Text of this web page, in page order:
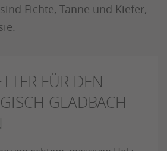
Fichte, Tanne und Kiefer,
FÜR DEN
GLADBACH